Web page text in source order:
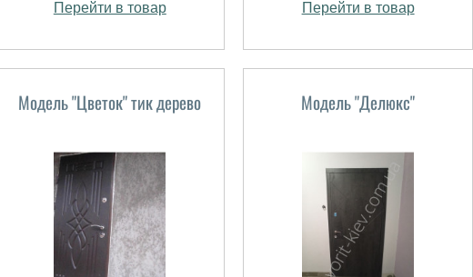
Перейти в товар Перейти в товар
Модель "Цветок" тик дерево Модель "Делюкс"